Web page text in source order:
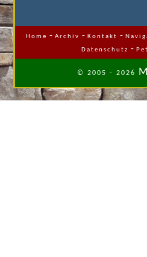
Home - Archiv - Kontakt -
Datenschutz -
© 2005 - 2026 M